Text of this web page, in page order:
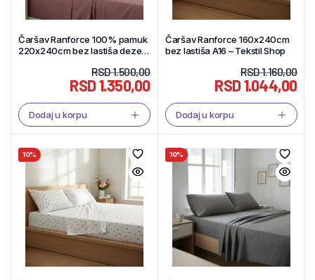
Čaršav Ranforce 100% pamuk
220x240cm bez lastiša dezen
RSD1.500,00
RSD1.350,00
Dodaj u korpu
Čaršav Ranforce 160x240cm
bez lastiša A16 – Tekstil Shop
RSD1.160,00
RSD1.044,00
Dodaj u korpu
10% 10%